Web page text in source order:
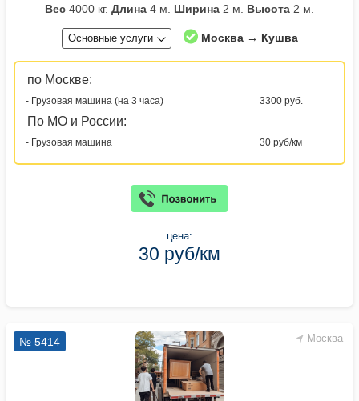
Вес 4000 кг. Длина 4 м. Ширина 2 м. Высота 2 м.
Основные услуги Москва → Кушва
по Москве:
- Грузовая машина (на 3 часа) 3300 руб.
По МО и России:
- Грузовая машина 30 руб/км
цена:
30 руб/км
Москва
№ 5414